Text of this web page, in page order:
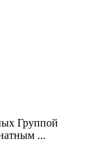
Группой
...